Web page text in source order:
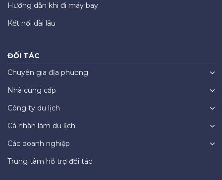
Hướng dẫn khi đi máy bay
Kết nối dài lâu
ĐỐI TÁC
Chuyên gia địa phương
Nhà cung cấp
Công ty du lịch
Cá nhân làm du lịch
Các doanh nghiệp
Trung tâm hỗ trợ đối tác